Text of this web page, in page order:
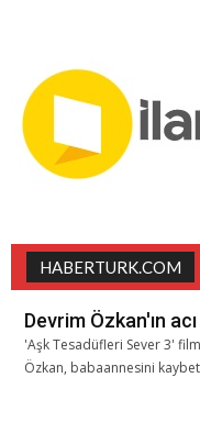
HABERTURK.COM
Devrim Özkan'ın
'Aşk Tesadüfleri Sever 3'
Özkan, babaannesini